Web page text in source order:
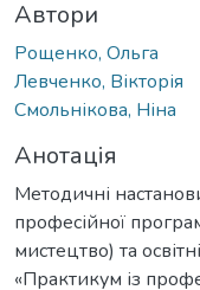
Автори
Рощенко, Ольга
Левченко, Вікторія
Смольнікова, Ніна
Анотація
Методичні
професійної
мистецтво) та
«Практикум із